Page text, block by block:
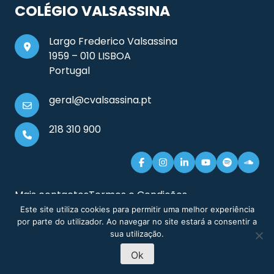
MARCAÇÃO DE
COLÉGIO VALSASSINA
Largo Frederico Valsassina
1959 – 010 LISBOA
Portugal
geral@cvalsassina.pt
218 310 900
Mais contactosTermos e Condições
Documentos e Informação LegalSitemap
© 2026 Colégio Valsassina
Este site utiliza cookies para permitir uma melhor experiência
por parte do utilizador. Ao navegar no site estará a consentir a
sua utilização.
Ok